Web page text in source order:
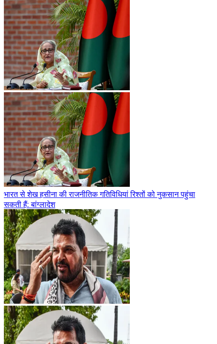
भारत से शेख हसीना की राजनीतिक गतिविधियां रिश्तों को नुकसान पहुंचा
सकती हैं: बांग्लादेश